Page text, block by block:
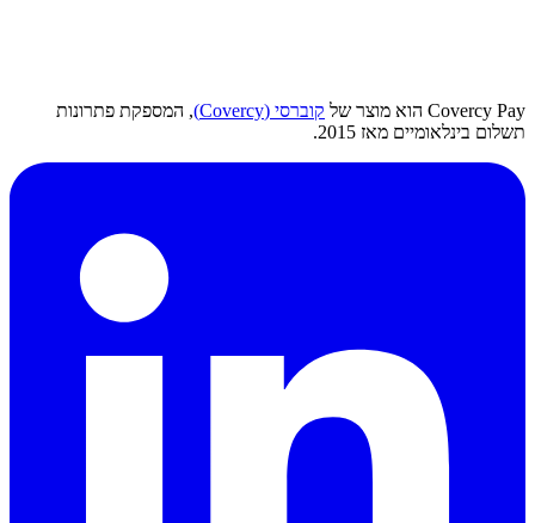
Covercy Pay הוא מוצר של קוברסי (Covercy)
, המספקת פתרונות
תשלום בינלאומיים מאז 2015.